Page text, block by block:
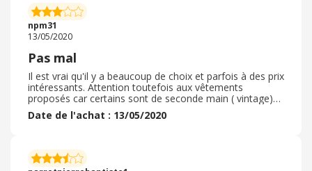
Concernant la veste, la qualité du tissu n'est pas comme
à l'écran, tissu bas de gamme. Pour la robe c'est la
couleur et la coupe qui diffèrent des photos en ligne.
Pour ma part c'est une déception liée aux produits. Je
retenterai peut être une prochaine fois pour voir si je
suis encore déçue ou pas du tout.
npm31
13/05/2020
Pas mal
Il est vrai qu'il y a beaucoup de choix et parfois à des prix
intéressants. Attention toutefois aux vêtements
proposés car certains sont de seconde main ( vintage)
et ce que vous recevez ne correspond pas du tout à ce
que vous voyez sur le site. J'en ai fait l'expérience avec
sur le site. Certains produits comme les chaussures en
particulier, se retrouvent sur d'autres sites concurrents à
Date de l'achat : 13/05/2020